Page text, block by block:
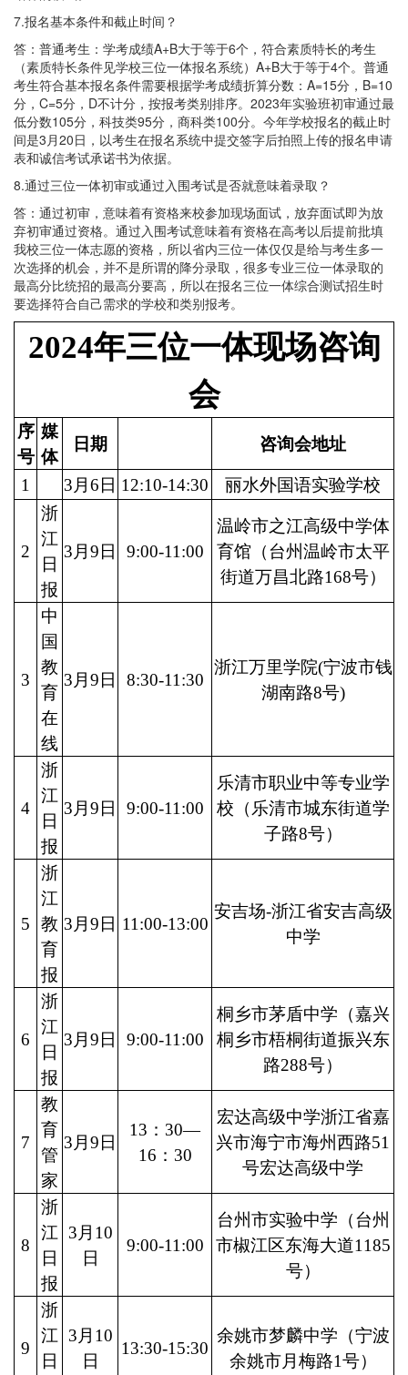
7.报名基本条件和截止时间？
答：普通考生：学考成绩A+B大于等于6个，符合素质特长的考生
（素质特长条件见学校三位一体报名系统）A+B大于等于4个。普通
考生符合基本报名条件需要根据学考成绩折算分数：A=15分，B=10
分，C=5分，D不计分，按报考类别排序。2023年实验班初审通过最
低分数105分，科技类95分，商科类100分。今年学校报名的截止时
间是3月20日，以考生在报名系统中提交签字后拍照上传的报名申请
表和诚信考试承诺书为依据。
8.通过三位一体初审或通过入围考试是否就意味着录取？
答：通过初审，意味着有资格来校参加现场面试，放弃面试即为放
弃初审通过资格。通过入围考试意味着有资格在高考以后提前批填
我校三位一体志愿的资格，所以省内三位一体仅仅是给与考生多一
次选择的机会，并不是所谓的降分录取，很多专业三位一体录取的
最高分比统招的最高分要高，所以在报名三位一体综合测试招生时
要选择符合自己需求的学校和类别报考。
2024年三位一体现场咨询
会
序
号
媒
体
日期 咨询会地址
1 3月6日 12:10-14:30 丽水外国语实验学校
2
浙
江
日
报
3月9日 9:00-11:00
温岭市之江高级中学体
育馆（台州温岭市太平
街道万昌北路168号）
3
中
国
教
育
在
线
3月9日 8:30-11:30
浙江万里学院(宁波市钱
湖南路8号)
4
浙
江
日
报
3月9日 9:00-11:00
乐清市职业中等专业学
校（乐清市城东街道学
子路8号）
5
浙
江
教
育
报
3月9日 11:00-13:00
安吉场-浙江省安吉高级
中学
6
浙
江
日
报
3月9日 9:00-11:00
桐乡市茅盾中学（嘉兴
桐乡市梧桐街道振兴东
路288号）
7
教
育
管
家
3月9日
13：30—
16：30
宏达高级中学浙江省嘉
兴市海宁市海州西路51
号宏达高级中学
8
浙
江
日
报
3月10
日
9:00-11:00
台州市实验中学（台州
市椒江区东海大道1185
号）
9
浙
江
日
3月10
日
13:30-15:30
余姚市梦麟中学（宁波
余姚市月梅路1号）